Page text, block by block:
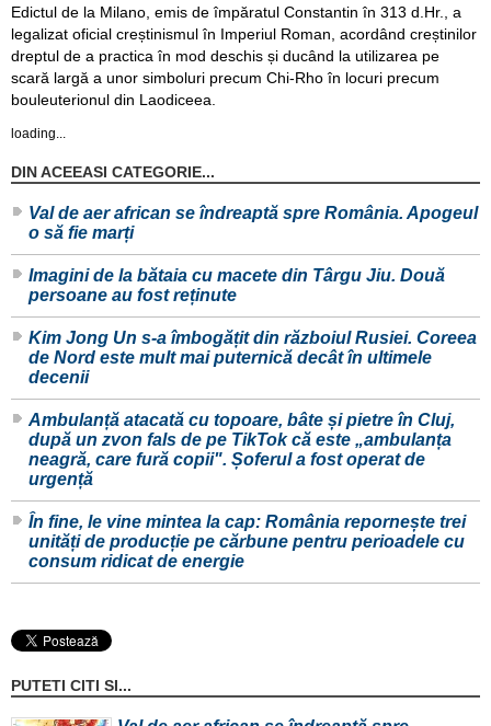
Edictul de la Milano, emis de împăratul Constantin în 313 d.Hr., a
legalizat oficial creștinismul în Imperiul Roman, acordând creștinilor
dreptul de a practica în mod deschis și ducând la utilizarea pe
scară largă a unor simboluri precum Chi-Rho în locuri precum
bouleuterionul din Laodiceea.
loading...
DIN ACEEASI CATEGORIE...
Val de aer african se îndreaptă spre România. Apogeul
o să fie marți
Imagini de la bătaia cu macete din Târgu Jiu. Două
persoane au fost reținute
Kim Jong Un s-a îmbogățit din războiul Rusiei. Coreea
de Nord este mult mai puternică decât în ultimele
decenii
Ambulanță atacată cu topoare, bâte și pietre în Cluj,
după un zvon fals de pe TikTok că este „ambulanța
neagră, care fură copii". Șoferul a fost operat de
urgență
În fine, le vine mintea la cap: România repornește trei
unități de producție pe cărbune pentru perioadele cu
consum ridicat de energie
PUTETI CITI SI...